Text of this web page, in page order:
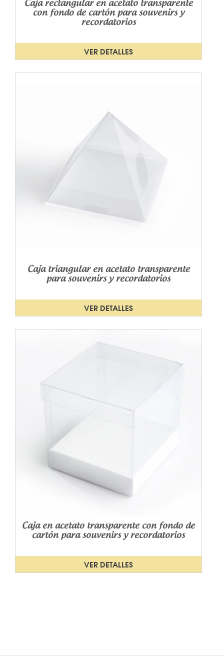
Caja rectangular en acetato transparente
con fondo de cartón para souvenirs y
recordatorios
VER DETALLES
Caja triangular en acetato transparente
para souvenirs y recordatorios
VER DETALLES
Caja en acetato transparente con fondo de
cartón para souvenirs y recordatorios
VER DETALLES